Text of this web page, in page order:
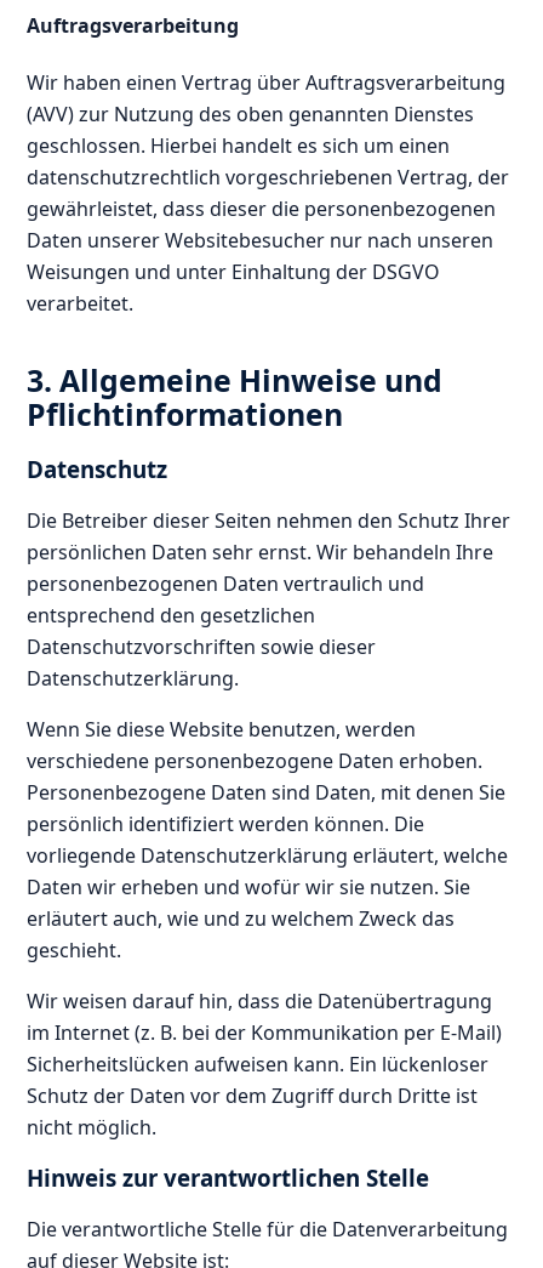
Auftragsverarbeitung
Wir haben einen Vertrag über Auftragsverarbeitung
(AVV) zur Nutzung des oben genannten Dienstes
geschlossen. Hierbei handelt es sich um einen
datenschutzrechtlich vorgeschriebenen Vertrag, der
gewährleistet, dass dieser die personenbezogenen
Daten unserer Websitebesucher nur nach unseren
Weisungen und unter Einhaltung der DSGVO
verarbeitet.
3. Allgemeine Hinweise und
Pflicht­informationen
Datenschutz
Die Betreiber dieser Seiten nehmen den Schutz Ihrer
persönlichen Daten sehr ernst. Wir behandeln Ihre
personenbezogenen Daten vertraulich und
entsprechend den gesetzlichen
Datenschutzvorschriften sowie dieser
Datenschutzerklärung.
Wenn Sie diese Website benutzen, werden
verschiedene personenbezogene Daten erhoben.
Personenbezogene Daten sind Daten, mit denen Sie
persönlich identifiziert werden können. Die
vorliegende Datenschutzerklärung erläutert, welche
Daten wir erheben und wofür wir sie nutzen. Sie
erläutert auch, wie und zu welchem Zweck das
geschieht.
Wir weisen darauf hin, dass die Datenübertragung
im Internet (z. B. bei der Kommunikation per E-Mail)
Sicherheitslücken aufweisen kann. Ein lückenloser
Schutz der Daten vor dem Zugriff durch Dritte ist
nicht möglich.
Hinweis zur verantwortlichen Stelle
Die verantwortliche Stelle für die Datenverarbeitung
auf dieser Website ist: